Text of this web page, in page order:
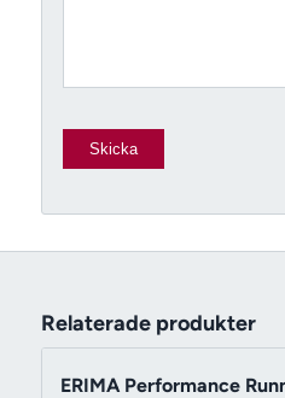
Relaterade produkter
ERIMA Performance